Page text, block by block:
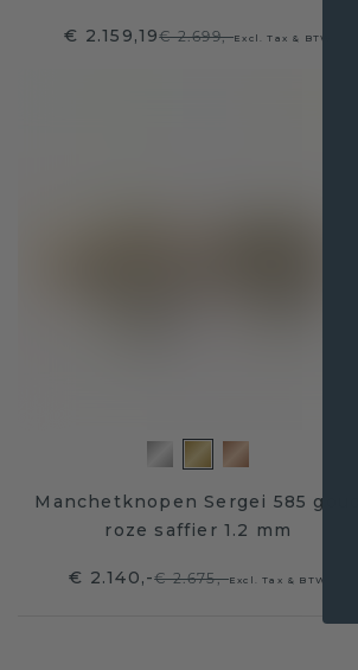
€ 2.159,19€ 2.699,-Excl. Tax & BTW
Manchetknopen Sergei 585 goud
roze saffier 1.2 mm
€ 2.140,-€ 2.675,-Excl. Tax & BTW